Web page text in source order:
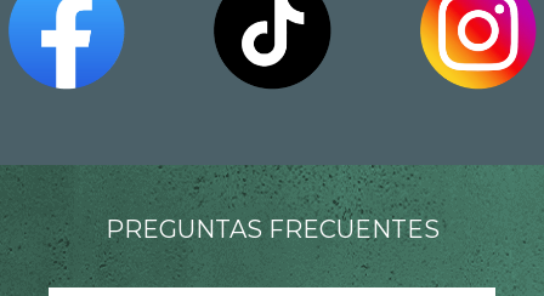
PREGUNTAS FRECUENTES